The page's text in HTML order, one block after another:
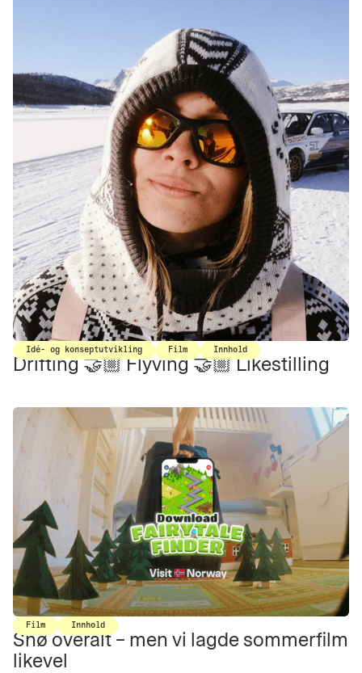
Idé- og konseptutvikling Film Innhold
Drifting 🤝🏼 Flyving 🤝🏼 Likestilling
Film Innhold
Snø overalt – men vi lagde sommerfilm
likevel